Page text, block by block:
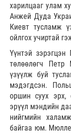
харилцааг улам
Анжей Дуда
Киевт тусламж
ойлгох учиртай
Үүнтэй
төлөөлөгч
үзүүлж буй
мэдэгдсэн.
оршин суух эрх,
эрүүл мэндийн
нийгмийн
байгаа юм.